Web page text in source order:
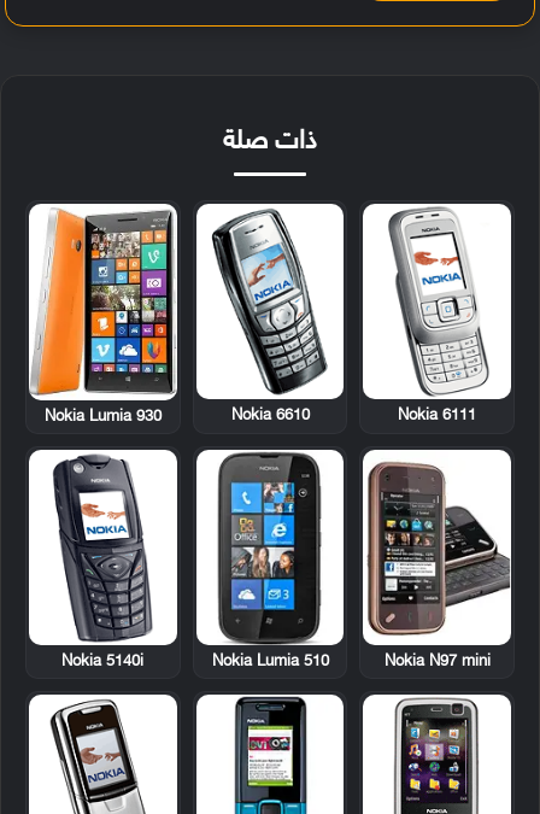
ذات صلة
Nokia 6111
Nokia 6610
Nokia Lumia 930
Nokia N97 mini
Nokia Lumia 510
Nokia 5140i